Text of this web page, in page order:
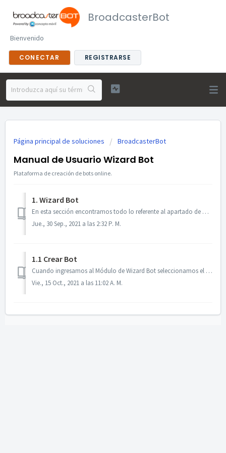
BroadcasterBot
Bienvenido
CONECTAR REGISTRARSE
Página principal de soluciones BroadcasterBot
Manual de Usuario Wizard Bot
Plataforma de creación de bots online.
1. Wizard Bot
En esta sección encontramos todo lo referente al apartado de Wizard Bot, explicando a detalle. Al seleccionar el apartado de Wizard Bot, nos abrirá la s...
Jue., 30 Sep., 2021 a las 2:32 P. M.
1.1 Crear Bot
Cuando ingresamos al Módulo de Wizard Bot seleccionamos el botón “Crear” que se encuentra en la parte superior derecha de Todos los Bot's. Todos l...
Vie., 15 Oct., 2021 a las 11:02 A. M.